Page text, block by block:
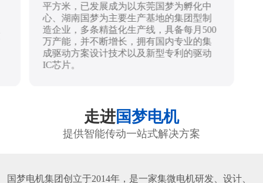
平方米，已发展成为以东莞国梦为孵化中
心、湖南国梦为主要生产基地的集团型制
造企业，多条精益化生产线，具备每月500
万产能，并不断增长，拥有国内专业的集
成驱动方案设计技术以及新型专利的驱动
IC芯片。
走进国梦电机
提供智能传动一站式解决方案
国梦电机集团创立于2014年，是一家集微电机研发、设计、